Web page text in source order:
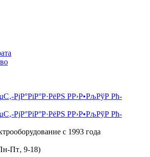
с 1993 года
Пт‚ 9-18)